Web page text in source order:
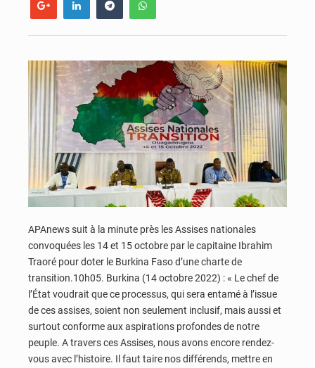
APAnews suit à la minute près les Assises nationales
convoquées les 14 et 15 octobre par le capitaine Ibrahim
Traoré pour doter le Burkina Faso d’une charte de
transition.10h05. Burkina (14 octobre 2022) : « Le chef de
l’État voudrait que ce processus, qui sera entamé à l’issue
de ces assises, soient non seulement inclusif, mais aussi et
surtout conforme aux aspirations profondes de notre
peuple. A travers ces Assises, nous avons encore rendez-
vous avec l’histoire. Il faut taire nos différends, mettre en